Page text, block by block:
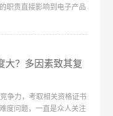
职责直接影响到电子产品
大？多因素致其复
争力，考取相关资格证书
度问题，一直是众人关注